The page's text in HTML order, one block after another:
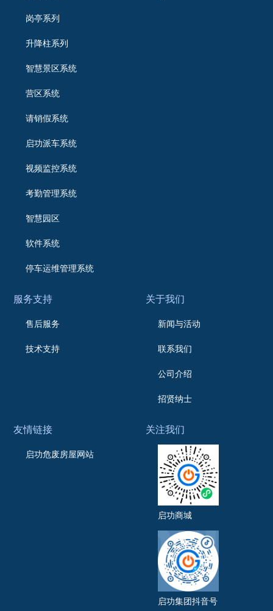
岗亭系列
升降柱系列
智慧景区系统
营区系统
请销假系统
启功派车系统
视频监控系统
考勤管理系统
智慧园区
软件系统
停车运维管理系统
服务支持
售后服务
技术支持
关于我们
新闻与活动
联系我们
公司介绍
招贤纳士
友情链接
启功危废房屋网站
关注我们
启功商城
启功集团抖音号